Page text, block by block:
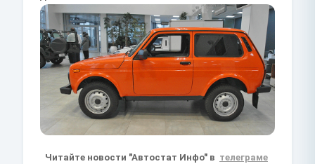
Читайте новости "Автостат Инфо" в телеграме